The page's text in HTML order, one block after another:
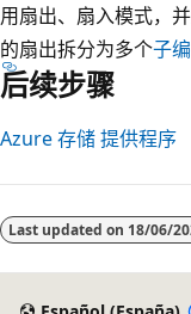
用扇出、扇入模式，
的扇出拆分为多个子
后续步骤
Azure 存储 提供程序
Last updated on 18/06/